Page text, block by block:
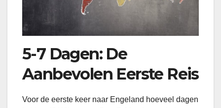
5-7 Dagen: De
Aanbevolen Eerste Reis
Voor de eerste keer naar Engeland hoeveel dagen